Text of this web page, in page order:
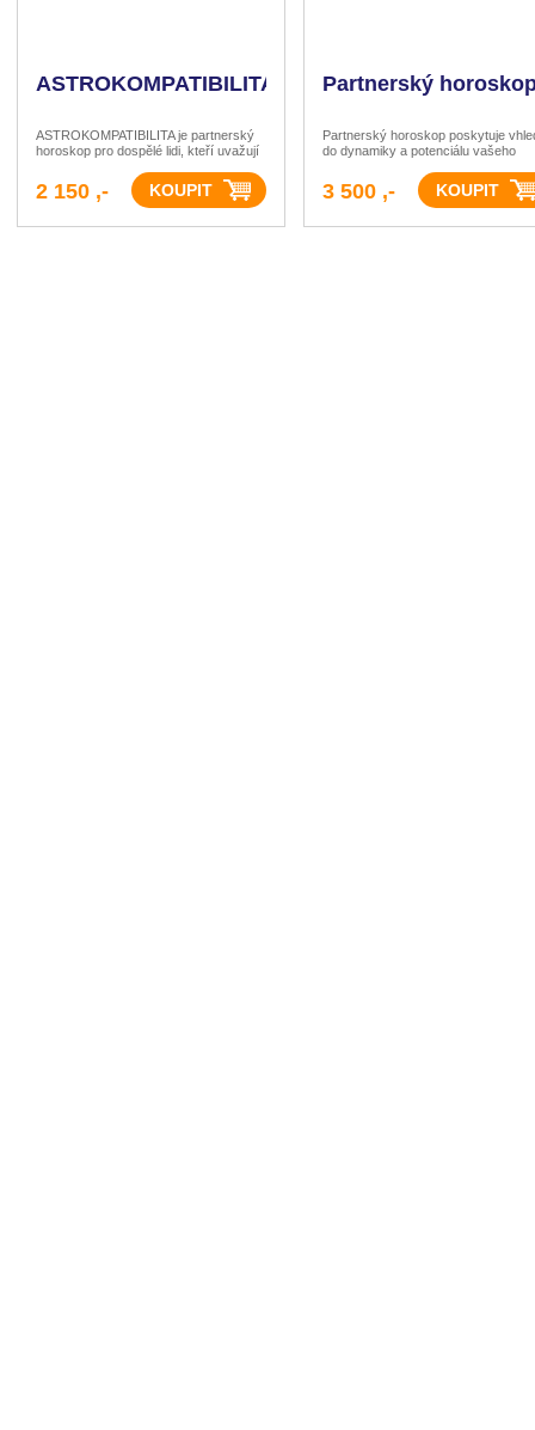
ASTROKOMPATIBILITA
ASTROKOMPATIBILITA je partnerský
horoskop pro dospělé lidi, kteří uvažují
krátce a mají pochybnosti.
2 150 ,-
Partnerský
Partnerský horoskop poskytuje
do dynamiky a potenciálu vašeho
porovnání.
3 500 ,-